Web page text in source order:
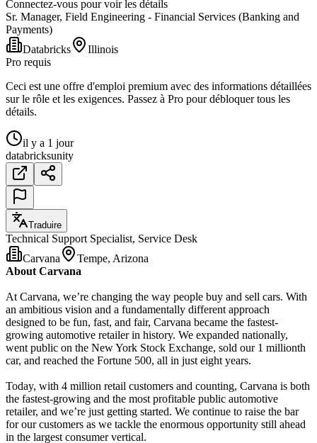
Connectez-vous pour voir les détails
Sr. Manager, Field Engineering - Financial Services (Banking and
Payments)
Databricks
Illinois
Pro requis
Ceci est une offre d'emploi premium avec des informations détaillées
sur le rôle et les exigences. Passez à Pro pour débloquer tous les
détails.
il y a 1 jour
databricksunity
Traduire
Technical Support Specialist, Service Desk
Carvana
Tempe, Arizona
About Carvana
At Carvana, we’re changing the way people buy and sell cars. With
an ambitious vision and a fundamentally different approach
designed to be fun, fast, and fair, Carvana became the fastest-
growing automotive retailer in history. We expanded nationally,
went public on the New York Stock Exchange, sold our 1 millionth
car, and reached the Fortune 500, all in just eight years.
Today, with 4 million retail customers and counting, Carvana is both
the fastest-growing and the most profitable public automotive
retailer, and we’re just getting started. We continue to raise the bar
for our customers as we tackle the enormous opportunity still ahead
in the largest consumer vertical.